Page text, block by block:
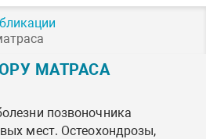
МАТРАСА
позвоночника
мест. Остеохондрозы,